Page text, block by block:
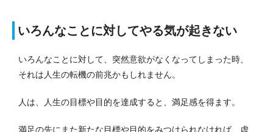
いろんなことに対してやる気が起きない
いろんなことに対して、突然意欲がなくなってしまった時、
それは人生の転機の前兆かもしれません。
人は、人生の目標や目的を達成すると、満足感を得ます。
満足の先にまた新たな目標や目的をみつけられなければ、虚